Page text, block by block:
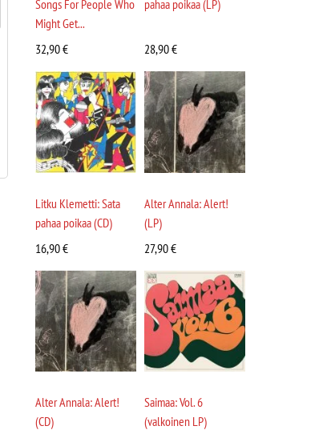
Songs For People Who
Might Get...
32,90€
pahaa poikaa (LP)
28,90€
Litku Klemetti: Sata
pahaa poikaa (CD)
16,90€
Alter Annala: Alert!
(LP)
27,90€
Alter Annala: Alert!
(CD)
Saimaa: Vol. 6
(valkoinen LP)